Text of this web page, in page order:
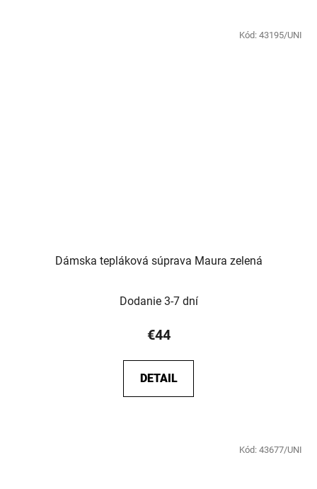
Dámska tepláková súprava Maura zelená
Dodanie 3-7 dní
€44
DETAIL
Kód: 43195/UNI
Kód: 43677/UNI